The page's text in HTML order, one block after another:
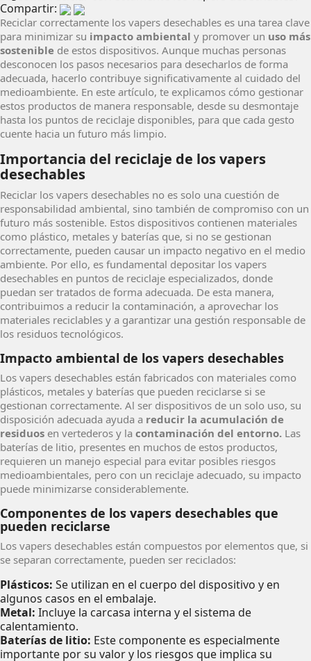
Compartir:
Reciclar correctamente los vapers desechables es una tarea clave
para minimizar su impacto ambiental y promover un uso más
sostenible de estos dispositivos. Aunque muchas personas
desconocen los pasos necesarios para desecharlos de forma
adecuada, hacerlo contribuye significativamente al cuidado del
medioambiente. En este artículo, te explicamos cómo gestionar
estos productos de manera responsable, desde su desmontaje
hasta los puntos de reciclaje disponibles, para que cada gesto
cuente hacia un futuro más limpio.
Importancia del reciclaje de los vapers
desechables
Reciclar los vapers desechables no es solo una cuestión de
responsabilidad ambiental, sino también de compromiso con un
futuro más sostenible. Estos dispositivos contienen materiales
como plástico, metales y baterías que, si no se gestionan
correctamente, pueden causar un impacto negativo en el medio
ambiente. Por ello, es fundamental depositar los vapers
desechables en puntos de reciclaje especializados, donde
puedan ser tratados de forma adecuada. De esta manera,
contribuimos a reducir la contaminación, a aprovechar los
materiales reciclables y a garantizar una gestión responsable de
los residuos tecnológicos.
Impacto ambiental de los vapers desechables
Los vapers desechables están fabricados con materiales como
plásticos, metales y baterías que pueden reciclarse si se
gestionan correctamente. Al ser dispositivos de un solo uso, su
disposición adecuada ayuda a reducir la acumulación de
residuos en vertederos y la contaminación del entorno. Las
baterías de litio, presentes en muchos de estos productos,
requieren un manejo especial para evitar posibles riesgos
medioambientales, pero con un reciclaje adecuado, su impacto
puede minimizarse considerablemente.
Componentes de los vapers desechables que
pueden reciclarse
Los vapers desechables están compuestos por elementos que, si
se separan correctamente, pueden ser reciclados:
Plásticos: Se utilizan en el cuerpo del dispositivo y en
algunos casos en el embalaje.
Metal: Incluye la carcasa interna y el sistema de
calentamiento.
Baterías de litio: Este componente es especialmente
importante por su valor y los riesgos que implica su